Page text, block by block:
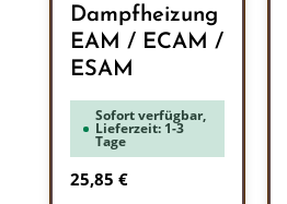
Dampfheizung
EAM / ECAM /
ESAM
Sofort verfügbar,
Lieferzeit: 1-3
Tage
Regulärer Preis:
25,85 €